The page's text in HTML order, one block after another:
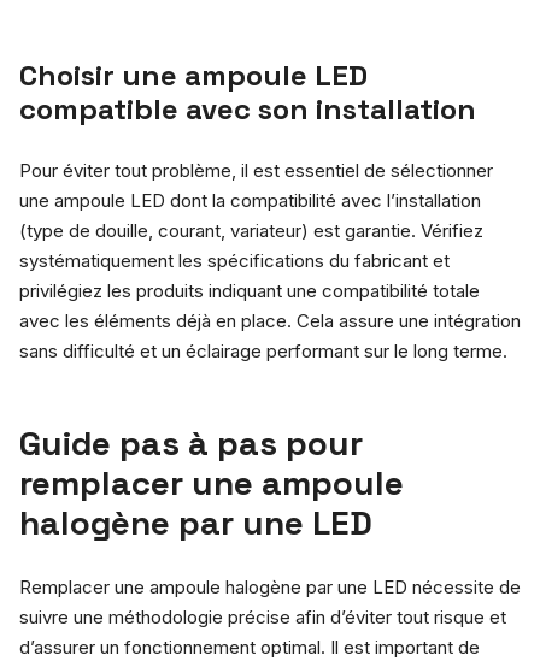
Choisir une ampoule LED
compatible avec son installation
Pour éviter tout problème, il est essentiel de sélectionner
une ampoule LED dont la compatibilité avec l’installation
(type de douille, courant, variateur) est garantie. Vérifiez
systématiquement les spécifications du fabricant et
privilégiez les produits indiquant une compatibilité totale
avec les éléments déjà en place. Cela assure une intégration
sans difficulté et un éclairage performant sur le long terme.
Guide pas à pas pour
remplacer une ampoule
halogène par une LED
Remplacer une ampoule halogène par une LED nécessite de
suivre une méthodologie précise afin d’éviter tout risque et
d’assurer un fonctionnement optimal. Il est important de